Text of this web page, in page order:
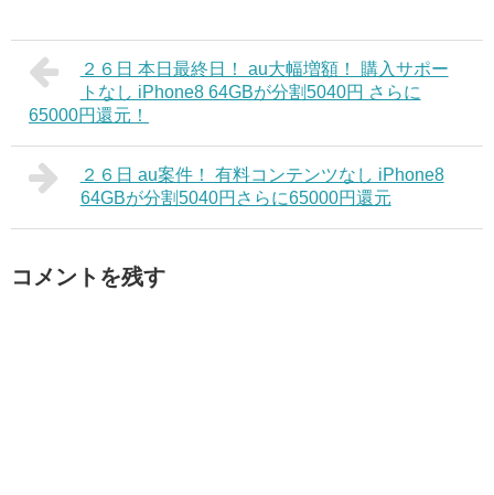
２６日 本日最終日！ au大幅増額！ 購入サポー
トなし iPhone8 64GBが分割5040円 さらに
65000円還元！
２６日 au案件！ 有料コンテンツなし iPhone8
64GBが分割5040円さらに65000円還元
コメントを残す